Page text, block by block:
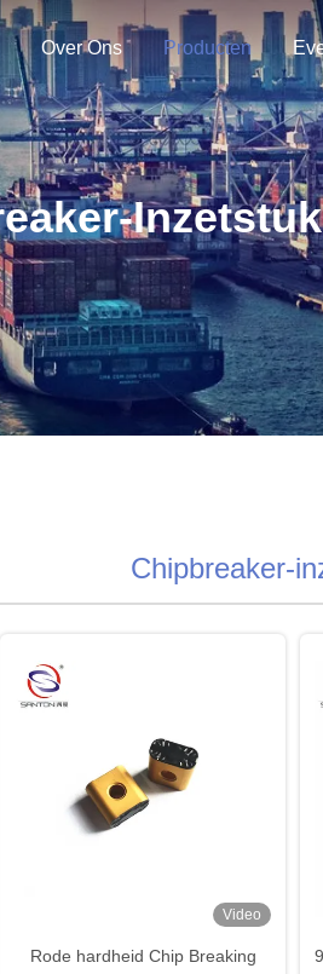
Over Ons Producten
Chipbreaker-
Video
Rode hardheid Chip Breaking